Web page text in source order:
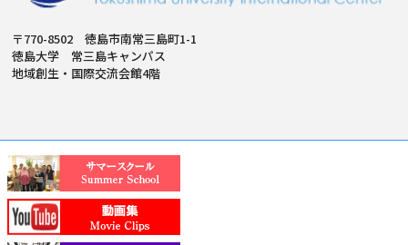
〒770-8502 徳島市南常三島町1-1
徳島大学 常三島キャンパス
地域創生・国際交流会館4階